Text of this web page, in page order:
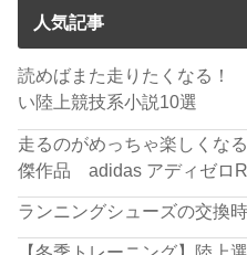
人気記事
読めばまた走りたくなる！
い陸上競技系小説10選
走るのがめっちゃ楽しくな
傑作品 adidas アディゼロ
ランニングシューズの交換